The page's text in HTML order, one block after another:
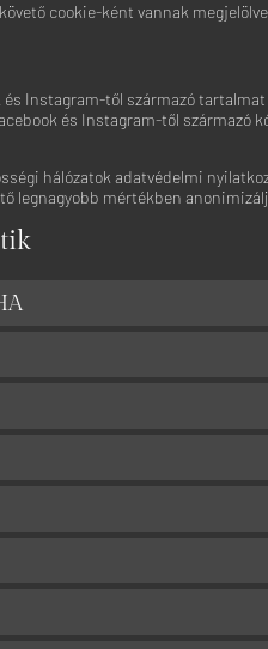
cookie-ként vannak
Instagram-től származó tartalmat
és Instagram-től származó
hálózatok adatvédelmi
legnagyobb mértékben